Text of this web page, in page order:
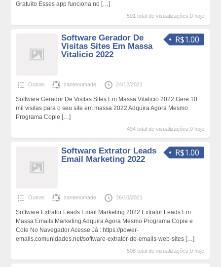
Gratuito Esses app funciona no […]
501 total de visualizações,0 hoje
R$1.00
Software Gerador De
Visitas Sites Em Massa
Vitalicio 2022
Outras zantenomade 24/12/2021
Software Gerador De Visitas Sites Em Massa Vitalicio 2022 Gere 10
mil visitas para o seu site em massa 2022 Adquira Agora Mesmo
Programa Copie […]
494 total de visualizações,0 hoje
R$1.00
Software Extrator Leads
Email Marketing 2022
Outras zantenomade 26/10/2021
Software Extrator Leads Email Marketing 2022 Extrator Leads Em
Massa Emails Marketing Adquira Agora Mesmo Programa Copie e
Cole No Navegador Acesse Já : https://power-
emails.comunidades.net/software-extrator-de-emails-web-sites […]
508 total de visualizações,0 hoje